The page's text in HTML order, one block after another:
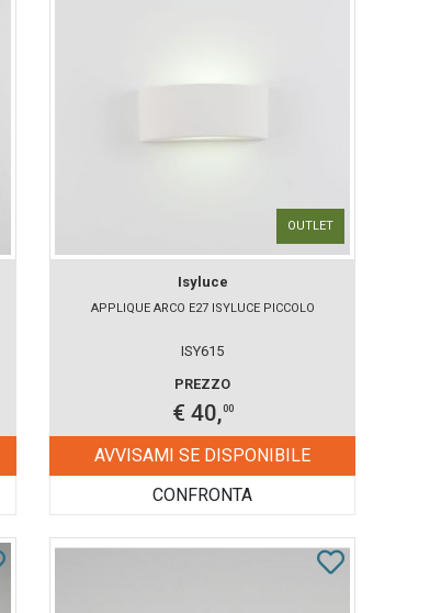
OUTLET
Isyluce
APPLIQUE ARCO E27 ISYLUCE PICCOLO
ISY615
PREZZO
€ 40,00
AVVISAMI SE DISPONIBILE
CONFRONTA